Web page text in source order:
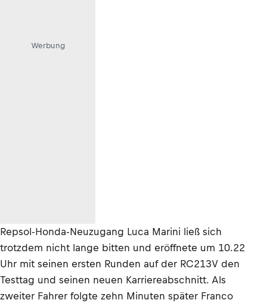
Werbung
Repsol-Honda-Neuzugang Luca Marini ließ sich
trotzdem nicht lange bitten und eröffnete um 10.22
Uhr mit seinen ersten Runden auf der RC213V den
Testtag und seinen neuen Karriereabschnitt. Als
zweiter Fahrer folgte zehn Minuten später Franco